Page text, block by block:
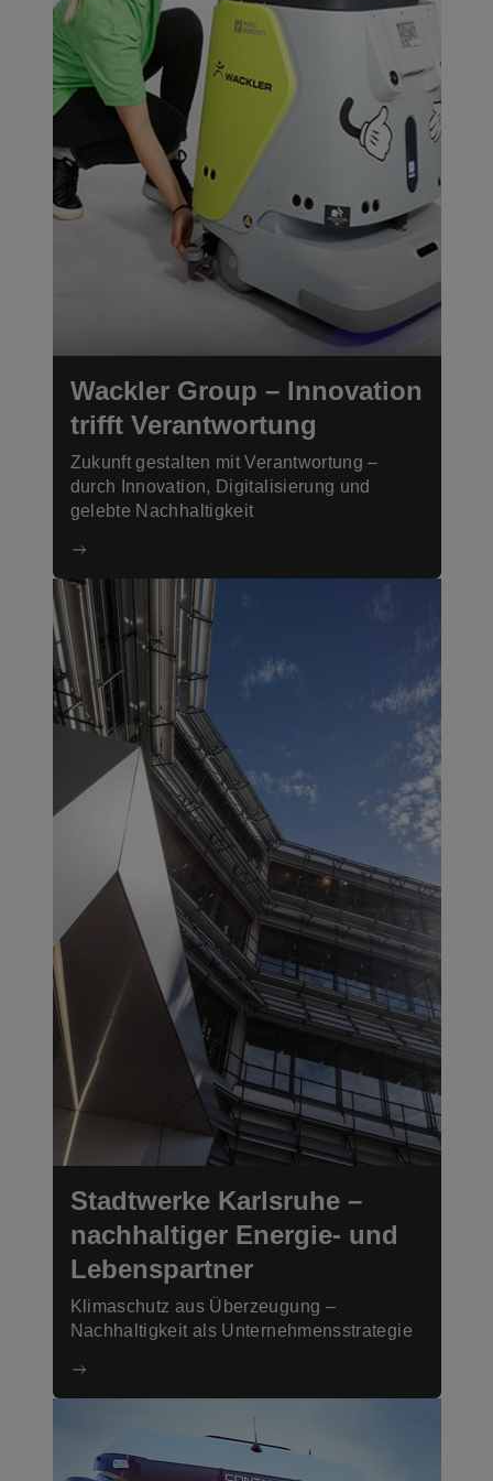
Wackler Group – Innovation
trifft Verantwortung
Zukunft gestalten mit Verantwortung –
durch Innovation, Digitalisierung und
gelebte Nachhaltigkeit
Stadtwerke Karlsruhe –
nachhaltiger Energie- und
Lebenspartner
Klimaschutz aus Überzeugung –
Nachhaltigkeit als Unternehmensstrategie